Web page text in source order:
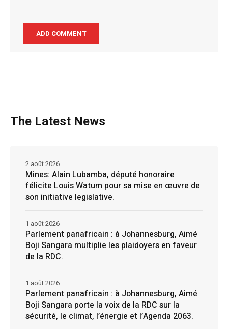
The Latest News
Mines: Alain Lubamba, député honoraire
félicite Louis Watum pour sa mise en œuvre de
son initiative legislative.
2 août 2026
Parlement panafricain : à Johannesburg, Aimé
Boji Sangara multiplie les plaidoyers en faveur
de la RDC.
1 août 2026
Parlement panafricain : à Johannesburg, Aimé
Boji Sangara porte la voix de la RDC sur la
sécurité, le climat, l’énergie et l’Agenda 2063.
1 août 2026